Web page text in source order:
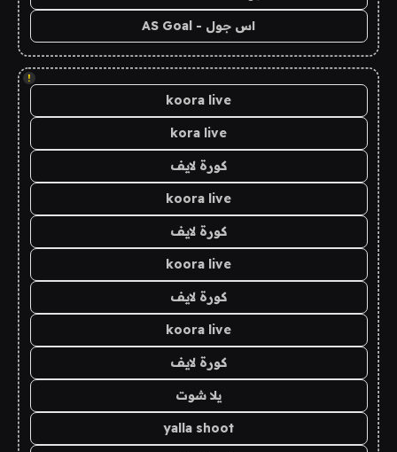
اس جول - AS Goal
!
koora live
kora live
كورة لايف
koora live
كورة لايف
koora live
كورة لايف
koora live
كورة لايف
يلا شوت
yalla shoot